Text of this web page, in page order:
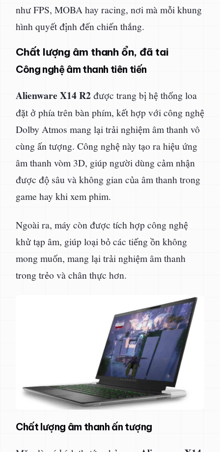
như FPS, MOBA hay racing, nơi mà mỗi khung
hình quyết định đến chiến thắng.
Chất lượng âm thanh ổn, đã tai
Công nghệ âm thanh tiên tiến
Alienware X14 R2được trang bị hệ thống loa
đặt ở phía trên bàn phím, kết hợp với công nghệ
Dolby Atmos mang lại trải nghiệm âm thanh vô
cùng ấn tượng. Công nghệ này tạo ra hiệu ứng
âm thanh vòm 3D, giúp người dùng cảm nhận
được độ sâu và không gian của âm thanh trong
game hay khi xem phim.
Ngoài ra, máy còn được tích hợp công nghệ
khử tạp âm, giúp loại bỏ các tiếng ồn không
mong muốn, mang lại trải nghiệm âm thanh
trong trẻo và chân thực hơn.
Chất lượng âm thanh ấn tượng